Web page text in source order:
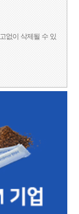
없이 삭제될 수 있